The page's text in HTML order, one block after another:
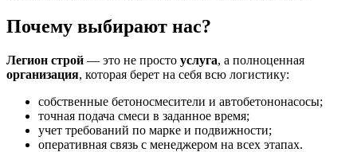
Почему выбирают нас?
Легион строй — это не просто услуга, а полноценная
организация, которая берет на себя всю логистику:
собственные бетоносмесители и автобетононасосы;
точная подача смеси в заданное время;
учет требований по марке и подвижности;
оперативная связь с менеджером на всех этапах.